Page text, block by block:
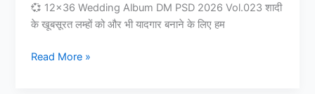
💞 12×36 Wedding Album DM PSD 2026 Vol.023 शादी
के खूबसूरत लम्हों को और भी यादगार बनाने के लिए हम
12×36
Read More »